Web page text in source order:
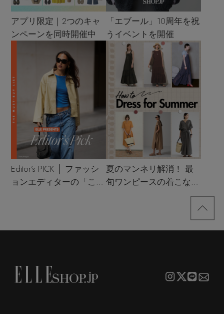
アプリ限定｜2つのキャ
ンペーンを同時開催中
「エブール」10周年を祝
うイベントを開催
Editor’s PICK │ ファッシ
ョンエディターの「これ
夏のマンネリ解消！ 最
旬ワンピースの着こなし